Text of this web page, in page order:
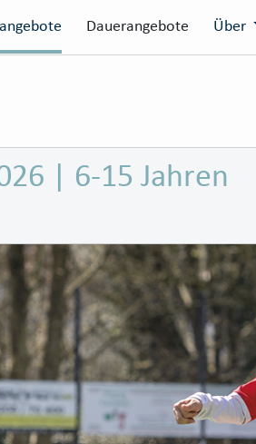
Dauerangebote Über
| 6-15 Jahren